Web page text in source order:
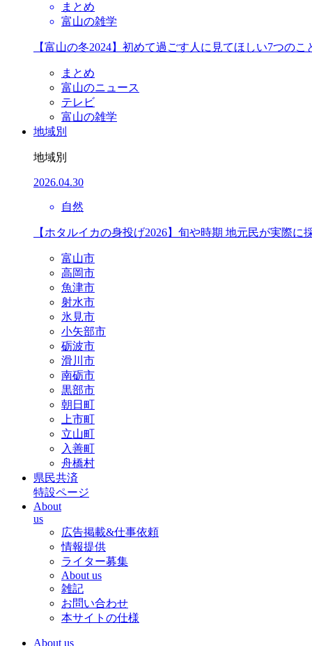
まとめ
富山の雑学
【富山の冬2024】初めて過ごす人に見てほしい7つのこ
まとめ
富山のニュース
テレビ
富山の雑学
地域別
地域別
2026.04.30
自然
【ホタルイカの身投げ2026】旬や時期 地元民が実際に
富山市
高岡市
魚津市
射水市
氷見市
小矢部市
砺波市
滑川市
南砺市
黒部市
朝日町
上市町
立山町
入善町
舟橋村
県民共済
特設ページ
About
us
広告掲載&仕事依頼
情報提供
ライター募集
About us
雑記
お問い合わせ
本サイトの仕様
About us